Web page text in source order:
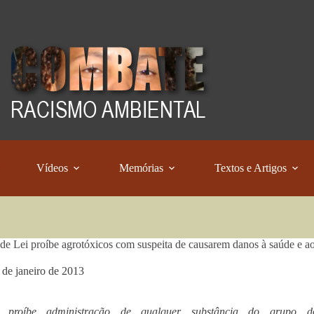
Vídeos Memórias Textos e Artigos
Lei proíbe agrotóxicos com suspeita de causarem danos à saúde e
de janeiro de 2013
proíbe administração de qualquer substância do grupo